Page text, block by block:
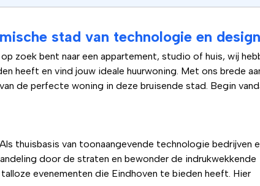
stad van technologie en design
zoek bent naar een appartement, studio of huis, wij
heeft en vind jouw ideale huurwoning. Met ons brede
de perfecte woning in deze bruisende stad. Begin
thuisbasis van toonaangevende technologie bedrijven
door de straten en bewonder de indrukwekkende
evenementen die Eindhoven te bieden heeft. Hier